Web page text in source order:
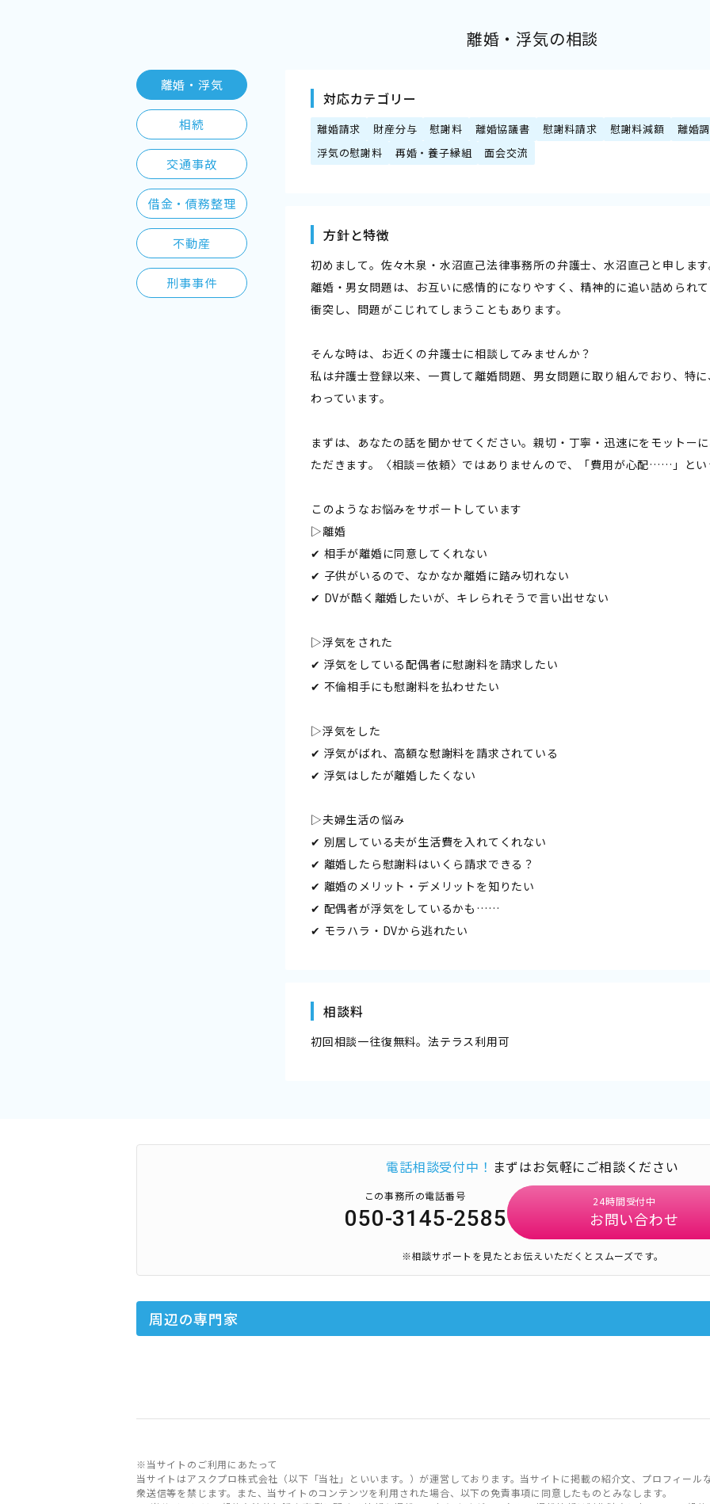
離婚・浮気の相談
離婚・浮気
相続
交通事故
借金・債務整理
不動産
刑事事件
対応カテゴリー
離婚請求 財産分与 慰謝料 離婚協議書 慰謝料請求 慰謝料減額
離婚
浮気の慰謝料
再婚・養子縁組 面会交流
方針と特徴
初めまして。佐々木泉・水沼直己法律事務所の弁護士、水沼直己と申しま
離婚・男女問題は、お互いに感情的になりやすく、精神的に追い詰められ
衝突し、問題がこじれてしまうこともあります。
そんな時は、お近くの弁護士に相談してみませんか？
私は弁護士登録以来、一貫して離婚問題、男女問題に取り組んでおり、特
わっています。
まずは、あなたの話を聞かせてください。親切・丁寧・迅速にをモットー
ただきます。〈相談＝依頼〉ではありませんので、「費用が心配……」と
――このようなお悩みをサポートしています――
▷離婚
✔ 相手が離婚に同意してくれない
✔ 子供がいるので、なかなか離婚に踏み切れない
✔ DVが酷く離婚したいが、キレられそうで言い出せない
▷浮気をされた
✔ 浮気をしている配偶者に慰謝料を請求したい
✔ 不倫相手にも慰謝料を払わせたい
▷浮気をした
✔ 浮気がばれ、高額な慰謝料を請求されている
✔ 浮気はしたが離婚したくない
▷夫婦生活の悩み
✔ 別居している夫が生活費を入れてくれない
✔ 離婚したら慰謝料はいくら請求できる？
✔ 離婚のメリット・デメリットを知りたい
✔ 配偶者が浮気をしているかも……
✔ モラハラ・DVから逃れたい
相談料
初回相談一往復無料。法テラス利用可
電話相談受付中！ まずはお気軽にご相談ください
この事務所の電話番号
050-3145-2585
24時間受付中
お問い合わせ
※相談サポートを見たとお伝えいただくとスムーズです。
周辺の専門家
※当サイトのご利用にあたって
当サイトはアスクプロ株式会社（以下「当社」といいます。）が運営しております。当サイトに掲載の紹介文、プロフィール
衆送信等を禁じます。また、当サイトのコンテンツを利用された場合、以下の免責事項に同意したものとみなします。